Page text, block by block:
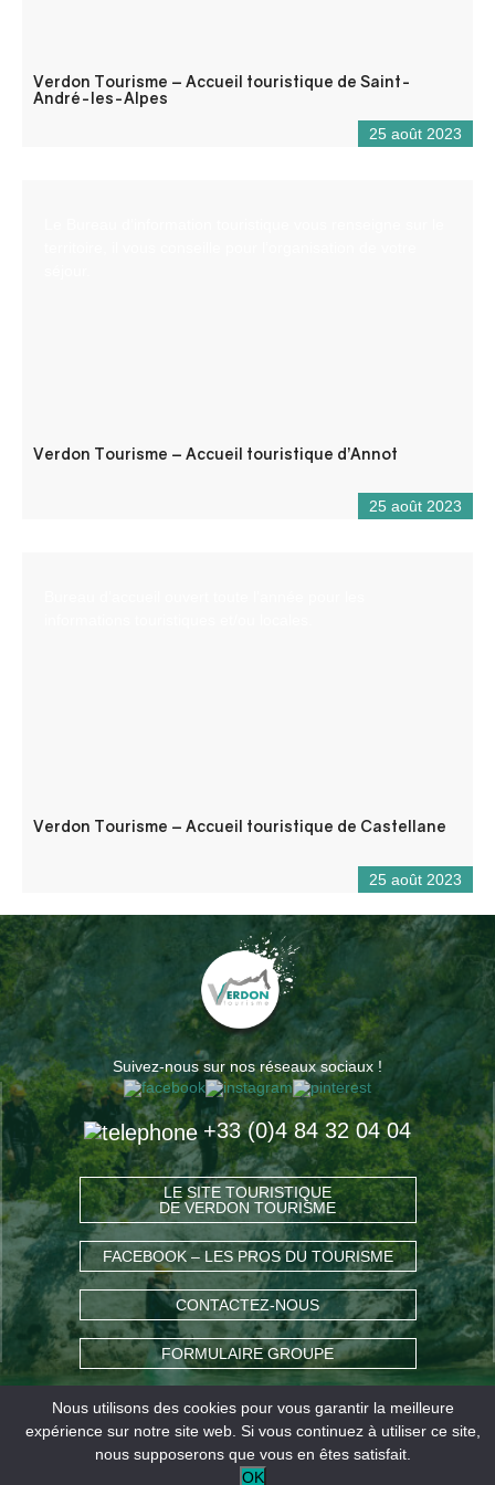
Verdon Tourisme – Accueil touristique de Saint-
André-les-Alpes
25 août 2023
Verdon Tourisme – Accueil touristique d’Annot
25 août 2023
Verdon Tourisme – Accueil touristique de Castellane
25 août 2023
Suivez-nous sur nos réseaux sociaux !
+33 (0)4 84 32 04 04
LE SITE TOURISTIQUE
DE VERDON TOURISME
FACEBOOK – LES PROS DU TOURISME
CONTACTEZ-NOUS
FORMULAIRE GROUPE
COMMENT VENIR ?
Nous utilisons des cookies pour vous garantir la meilleure
expérience sur notre site web. Si vous continuez à utiliser ce site,
nous supposerons que vous en êtes satisfait.
OK